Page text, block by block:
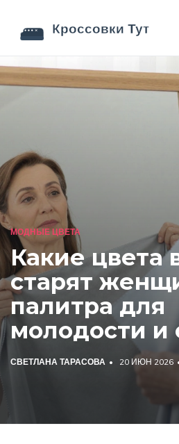
МОДНЫЕ ЦВЕТА
Какие цвета
старят
палитра для
молодости и
СВЕТЛАНА ТАРАСОВА 20 ИЮН 2026